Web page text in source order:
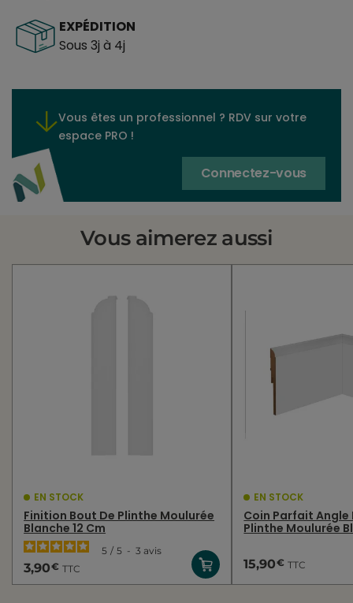
EXPÉDITION
Sous 3j à 4j
Vous êtes un professionnel ? RDV sur votre
espace PRO !
Connectez-vous
Vous aimerez aussi
EN STOCK
Finition Bout De Plinthe Moulurée
Blanche 12 Cm
5 / 5 - 3avis
3,90€ TTC
EN STOCK
Coin Parfait
Plinthe Moulurée
15,90€ TTC